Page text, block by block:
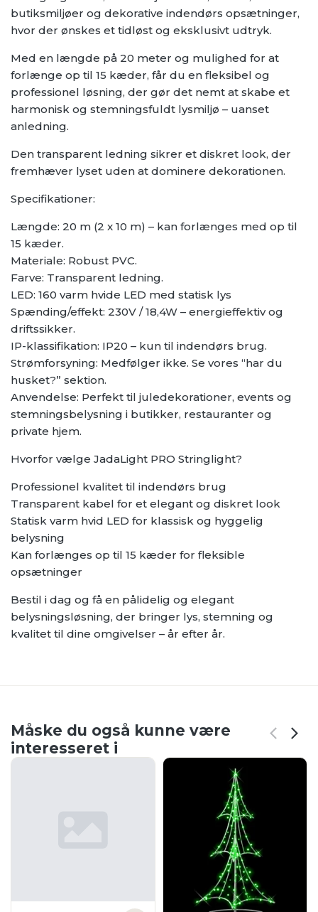
butiksmiljøer og dekorative indendørs opsætninger,
hvor der ønskes et tidløst og eksklusivt udtryk.
Med en længde på 20 meter og mulighed for at
forlænge op til 15 kæder, får du en fleksibel og
professionel løsning, der gør det nemt at skabe et
harmonisk og stemningsfuldt lysmiljø – uanset
anledning.
Den transparent ledning sikrer et diskret look, der
fremhæver lyset uden at dominere dekorationen.
Specifikationer:
Længde: 20 m (2 x 10 m) – kan forlænges med op til
15 kæder.
Materiale: Robust PVC.
Farve: Transparent ledning.
LED: 160 varm hvide LED med statisk lys
Spænding/effekt: 230V / 18,4W – energieffektiv og
driftssikker.
IP-klassifikation: IP20 – kun til indendørs brug.
Strømforsyning: Medfølger ikke. Se vores “har du
husket?” sektion.
Anvendelse: Perfekt til juledekorationer, events og
stemningsbelysning i butikker, restauranter og
private hjem.
Hvorfor vælge JadaLight PRO Stringlight?
Professionel kvalitet til indendørs brug
Transparent kabel for et elegant og diskret look
Statisk varm hvid LED for klassisk og hyggelig
belysning
Kan forlænges op til 15 kæder for fleksible
opsætninger
Bestil i dag og få en pålidelig og elegant
belysningsløsning, der bringer lys, stemning og
kvalitet til dine omgivelser – år efter år.
Måske du også kunne være
interesseret i